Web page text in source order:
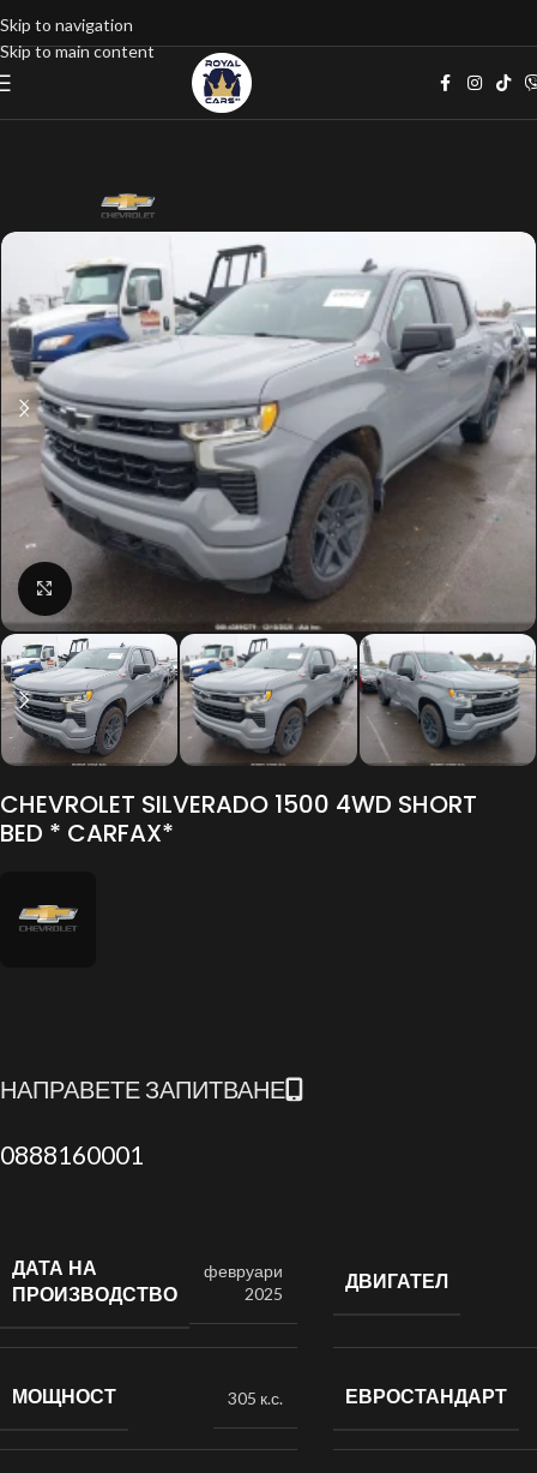
Skip to navigation
Skip to main content
Хечбек Сив
Click to enlarge
CHEVROLET SILVERADO 1500 4WD SHORT
BED * CARFAX*
НАПРАВЕТЕ ЗАПИТВАНЕ
0888160001
ДАТА НА
ПРОИЗВОДСТВО
февруари
2025
ДВИГАТЕЛ
МОЩНОСТ 305 к.с. ЕВРОСТАНДАРТ